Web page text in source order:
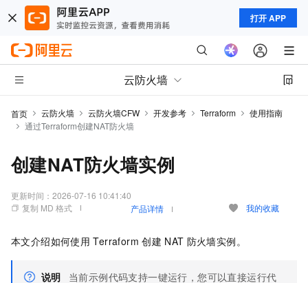
打开 APP
云防火墙
首页 云防火墙 云防火墙CFW 开发参考 Terraform
使用指南
通过Terraform创建NAT防火墙
创建NAT防火墙实例
更新时间： 2026-07-16 10:41:40
复制 MD 格式
产品详情 我的收藏
本文介绍如何使用 Terraform 创建 NAT 防火墙实例。
说明
当前示例代码支持一键运行，您可以直接运行代